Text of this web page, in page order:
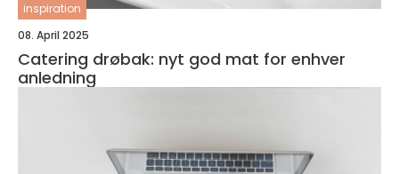
inspiration
08. April 2025
Catering drøbak: nyt god mat for enhver
anledning